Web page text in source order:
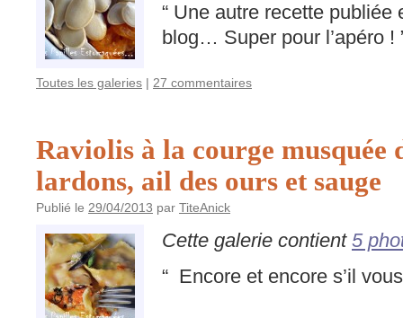
“ Une autre recette
blog… Super pour l’apéro !
Toutes les galeries | 27 commentaires
Raviolis à la courge musquée
lardons, ail des ours et sauge
Publié le 29/04/2013 par TiteAnick
Cette galerie contient 5
“ Encore et encore s’il